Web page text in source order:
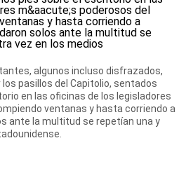
algunos incluso disfrazados,
pasillos del Capitolio, sentados
en las oficinas de los legisladores
ventanas y hasta corriendo a
ante la multitud se repetían una y